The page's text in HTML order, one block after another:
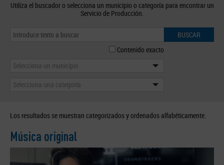
Utiliza el buscador o selecciona un municipio o categoría para encontrar un
Servicio de Producción.
BUSCAR
Contenido exacto
Selecciona un municipio
Selecciona una categoría
Los resultados se muestran categorizados y ordenados alfabéticamente.
Música original